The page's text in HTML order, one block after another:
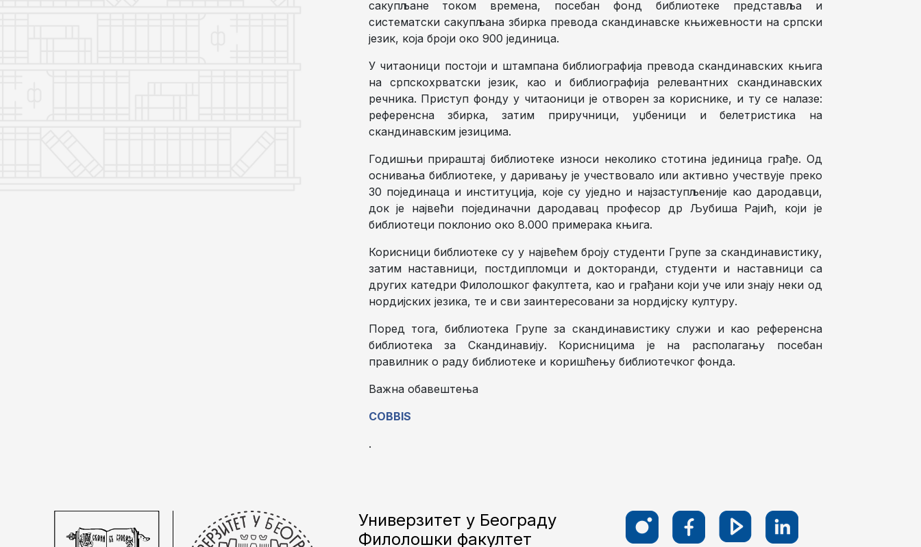
сакупљане током времена, посебан фонд библиотеке представља и
систематски сакупљана збирка превода скандинавске књижевности на српски
језик, која броји око 900 јединица.
У читаоници постоји и штампана библиографија превода скандинавских књига
на српскохрватски језик, као и библиографија релевантних скандинавских
речника. Приступ фонду у читаоници је отворен за кориснике, и ту се налазе:
референсна збирка, затим приручници, уџбеници и белетристика на
скандинавским језицима.
Годишњи прираштај библиотеке износи неколико стотина јединица грађе. Од
оснивања библиотеке, у даривању је учествовало или активно учествује преко
30 појединаца и институција, које су уједно и најзаступљеније као дародавци,
док је највећи појединачни дародавац професор др Љубиша Рајић, који је
библиотеци поклонио око 8.000 примерака књига.
Корисници библиотеке су у највећем броју студенти Групе за скандинавистику,
затим наставници, постдипломци и докторанди, студенти и наставници са
других катедри Филолошког факултета, као и грађани који уче или знају неки од
нордијских језика, те и сви заинтересовани за нордијску културу.
Поред тога, библиотека Групе за скандинавистику служи и као референсна
библиотека за Скандинавију. Корисницима је на располагању посебан
правилник о раду библиотеке и коришћењу библиотечког фонда.
Важна обавештења
COBBIS
.
Универзитет у Београду
Филолошки факултет